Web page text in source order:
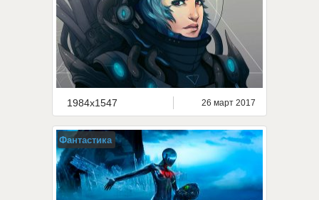
1984x1547 26 март 2017
Фантастика